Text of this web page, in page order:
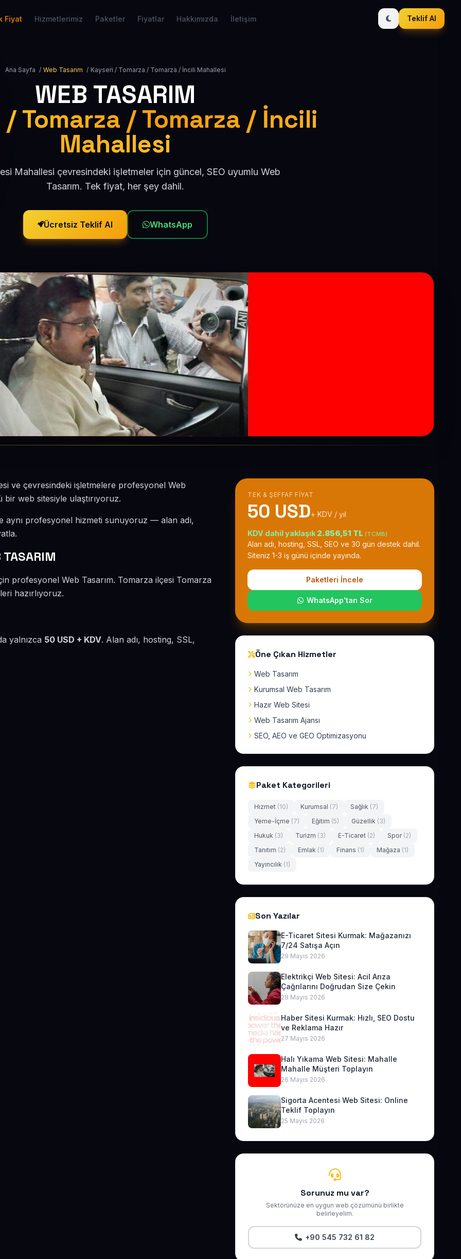
Fiyat Hizmetlerimiz Paketler Fiyatlar Hakkımızda İletişim Teklif Al
Ana Sayfa / Web Tasarım / Kayseri / Tomarza / Tomarza / İncili Mahallesi
WEB TASARIM
Tomarza / Tomarza / İncili
Mahallesi
Mahallesi çevresindeki işletmeler için güncel, SEO uyumlu Web
Tasarım. Tek fiyat, her şey dahil.
Ücretsiz Teklif Al WhatsApp
ve çevresindeki işletmelere profesyonel Web
web sitesiyle ulaştırıyoruz.
aynı profesyonel hizmeti sunuyoruz — alan adı,
profesyonel Web Tasarım. Tomarza ilçesi Tomarza
hazırlıyoruz.
yalnızca 50 USD + KDV. Alan adı, hosting, SSL,
TEK & ŞEFFAF FIYAT
50 USD+ KDV / yıl
KDV dahil yaklaşık 2.856,51 TL (TCMB)
Alan adı, hosting, SSL, SEO ve 30 gün destek dahil.
Siteniz 1-3 iş günü içinde yayında.
Paketleri İncele
WhatsApp'tan Sor
Öne Çıkan Hizmetler
Web Tasarım
Kurumsal Web Tasarım
Hazır Web Sitesi
Web Tasarım Ajansı
SEO, AEO ve GEO Optimizasyonu
Paket Kategorileri
Hizmet (10) Kurumsal (7) Sağlık (7)
Yeme-İçme (7) Eğitim (5) Güzellik (3)
Hukuk (3) Turizm (3) E-Ticaret (2) Spor (2)
Tanıtım (2) Emlak (1) Finans (1) Mağaza (1)
Yayıncılık (1)
Son Yazılar
E-Ticaret Sitesi Kurmak: Mağazanızı
7/24 Satışa Açın
29 Mayıs 2026
Elektrikçi Web Sitesi: Acil Arıza
Çağrılarını Doğrudan Size Çekin
28 Mayıs 2026
Haber Sitesi Kurmak: Hızlı, SEO Dostu
ve Reklama Hazır
27 Mayıs 2026
Halı Yıkama Web Sitesi: Mahalle
Mahalle Müşteri Toplayın
26 Mayıs 2026
Sigorta Acentesi Web Sitesi: Online
Teklif Toplayın
25 Mayıs 2026
Sorunuz mu var?
Sektörünüze en uygun web çözümünü birlikte
belirleyelim.
+90 545 732 61 82